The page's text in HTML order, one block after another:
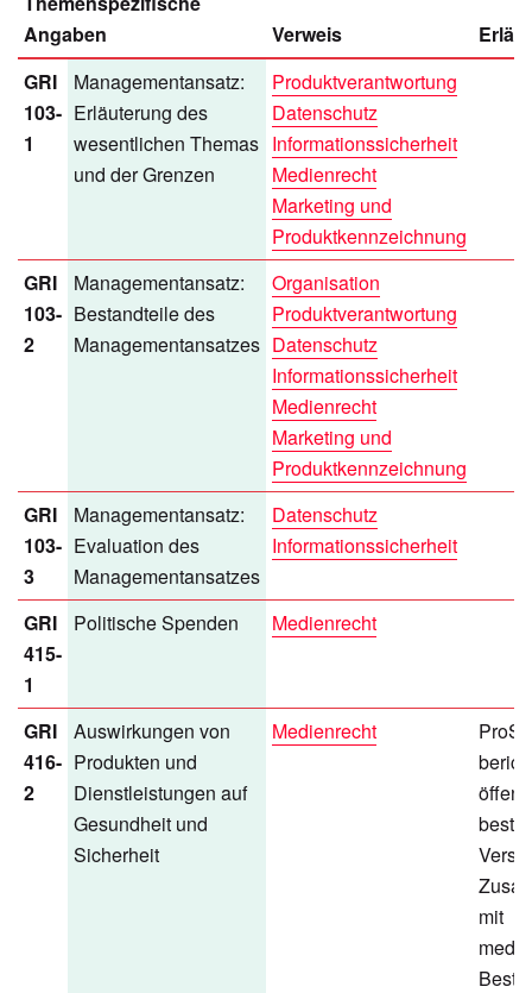
Angaben
Verweis
GRI
103-
1
Managementansatz:
Erläuterung des
wesentlichen Themas
und der Grenzen
Produktverantwortung
Datenschutz
Informationssicherheit
Medienrecht
Marketing und
Produktkennzeichnung
GRI
103-
2
Managementansatz:
Bestandteile des
Managementansatzes
Organisation
Produktverantwortung
Datenschutz
Informationssicherheit
Medienrecht
Marketing und
Produktkennzeichnung
GRI
103-
3
Managementansatz:
Evaluation des
Managementansatzes
Datenschutz
Informationssicherheit
GRI
415-
1
Politische Spenden Medienrecht
GRI
416-
2
Auswirkungen von
Produkten und
Dienstleistungen auf
Gesundheit und
Sicherheit
Medienrecht
mit